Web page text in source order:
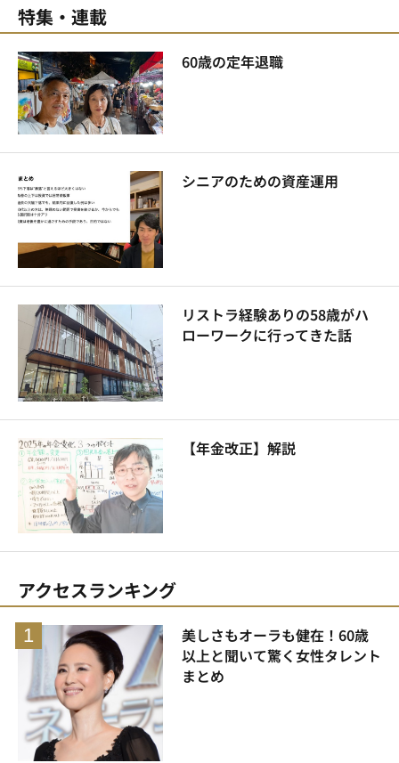
特集・連載
60歳の定年退職
シニアのための資産運用
リストラ経験ありの58歳がハ
ローワークに行ってきた話
【年金改正】解説
アクセスランキング
美しさもオーラも健在！60歳
以上と聞いて驚く女性タレント
まとめ